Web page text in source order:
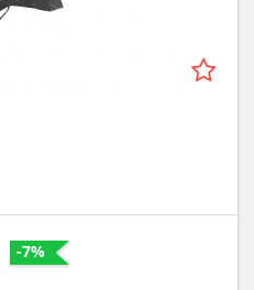
-7%